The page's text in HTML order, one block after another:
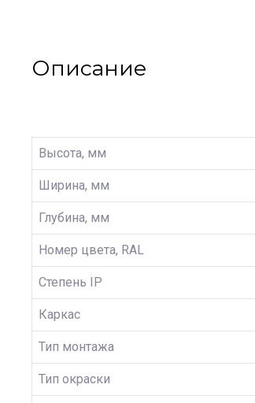
Описание
Высота, мм
Ширина, мм
Глубина, мм
Номер цвета, RAL
Степень IP
Каркас
Тип монтажа
Тип окраски